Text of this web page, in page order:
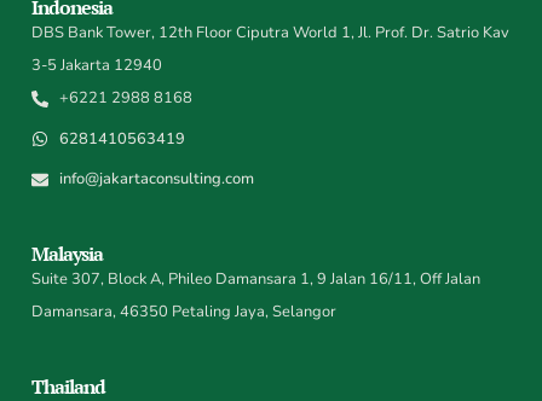
Indonesia
DBS Bank Tower, 12th Floor Ciputra World 1, Jl. Prof. Dr. Satrio Kav
3-5 Jakarta 12940
+6221 2988 8168
6281410563419
info@jakartaconsulting.com
Malaysia
Suite 307, Block A, Phileo Damansara 1, 9 Jalan 16/11, Off Jalan
Damansara, 46350 Petaling Jaya, Selangor
Thailand